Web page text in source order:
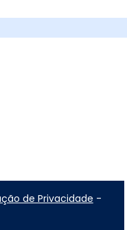
de Privacidade -